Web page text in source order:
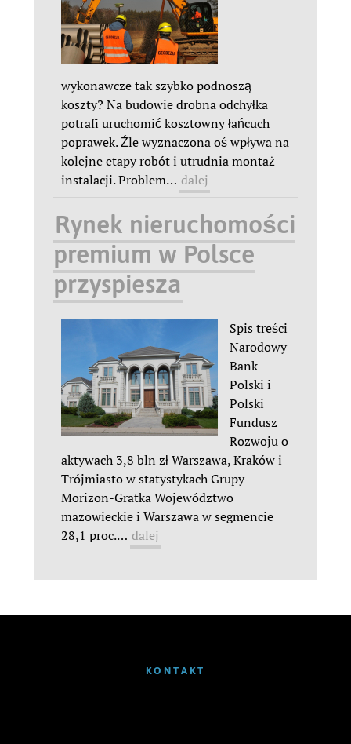
wykonawcze tak szybko podnoszą
koszty? Na budowie drobna odchyłka
potrafi uruchomić kosztowny łańcuch
poprawek. Źle wyznaczona oś wpływa na
kolejne etapy robót i utrudnia montaż
instalacji. Problem… dalej
Rynek nieruchomości
premium w Polsce
przyspiesza
Spis treści
Narodowy
Bank
Polski i
Polski
Fundusz
Rozwoju o
aktywach 3,8 bln zł Warszawa, Kraków i
Trójmiasto w statystykach Grupy
Morizon-Gratka Województwo
mazowieckie i Warszawa w segmencie
28,1 proc.… dalej
KONTAKT